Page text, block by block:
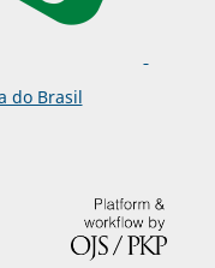
do Brasil